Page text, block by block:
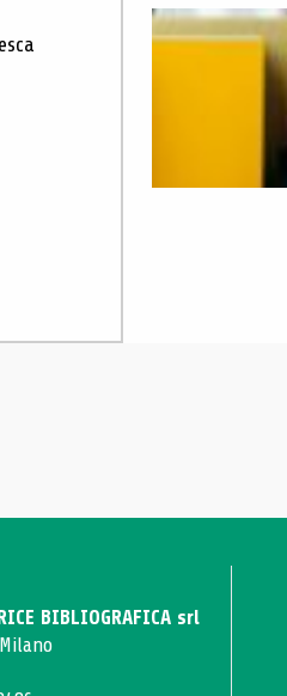
BIBLIOGRAFICA srl